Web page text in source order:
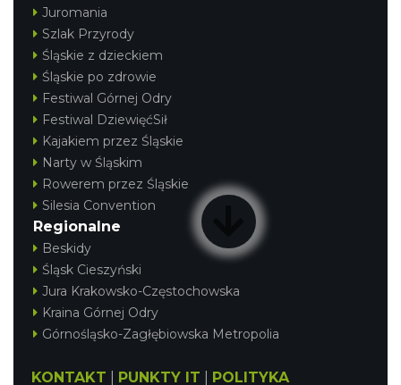
Juromania
Szlak Przyrody
Śląskie z dzieckiem
Śląskie po zdrowie
Festiwal Górnej Odry
Festiwal DziewięćSił
Kajakiem przez Śląskie
Narty w Śląskim
Rowerem przez Śląskie
Silesia Convention
Regionalne
Beskidy
Śląsk Cieszyński
Jura Krakowsko-Częstochowska
Kraina Górnej Odry
Górnośląsko-Zagłębiowska Metropolia
KONTAKT PUNKTY IT
POLITYKA